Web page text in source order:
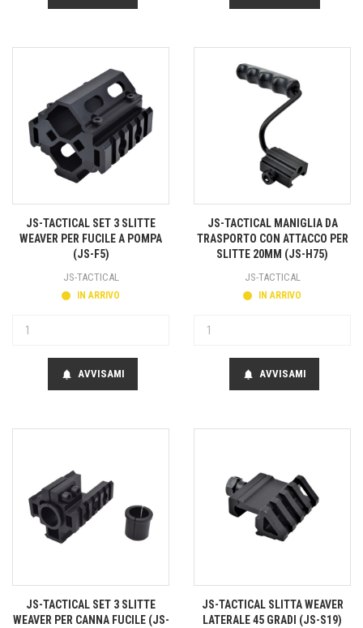
JS-TACTICAL SET 3 SLITTE
WEAVER PER FUCILE A POMPA
(JS-F5)
JS-TACTICAL
IN ARRIVO
notifications AVVISAMI
JS-TACTICAL MANIGLIA DA
TRASPORTO CON ATTACCO PER
SLITTE 20MM (JS-H75)
JS-TACTICAL
IN ARRIVO
notifications AVVISAMI
JS-TACTICAL SET 3 SLITTE
WEAVER PER CANNA FUCILE (JS-
JS-TACTICAL SLITTA WEAVER
LATERALE 45 GRADI (JS-S19)